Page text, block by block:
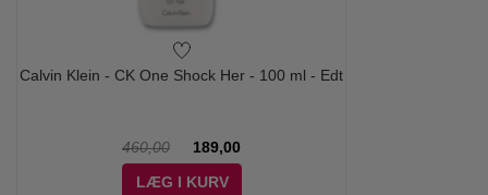
Calvin Klein - CK One Shock Her - 100 ml - Edt
460,00
189,00
LÆG I KURV